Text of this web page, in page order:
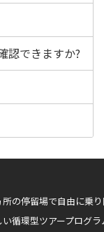
認できますか?
の停留場で自由に乗
循環型ツアープログラ